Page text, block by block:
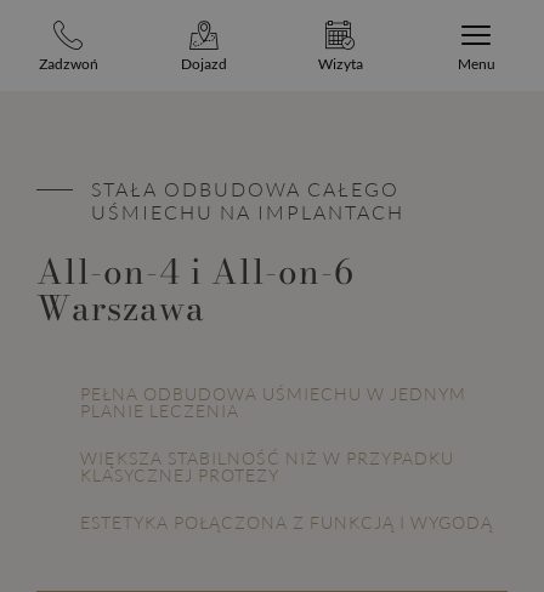
Zadzwoń Dojazd Wizyta Menu
All-on-4 i All-on-6
Warszawa
STAŁA ODBUDOWA CAŁEGO
UŚMIECHU NA IMPLANTACH
PEŁNA ODBUDOWA UŚMIECHU W JEDNYM
PLANIE LECZENIA
WIĘKSZA STABILNOŚĆ NIŻ W PRZYPADKU
KLASYCZNEJ PROTEZY
ESTETYKA POŁĄCZONA Z FUNKCJĄ I WYGODĄ